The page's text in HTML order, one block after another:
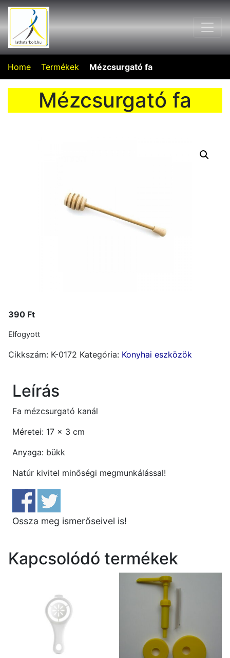
Home Termékek Mézcsurgató fa
Mézcsurgató fa
390 Ft
Elfogyott
Cikkszám: K-0172 Kategória: Konyhai eszközök
Leírás
Fa mézcsurgató kanál
Méretei: 17 x 3 cm
Anyaga: bükk
Natúr kivitel minőségi megmunkálással!
Ossza meg ismerőseivel is!
Kapcsolódó termékek